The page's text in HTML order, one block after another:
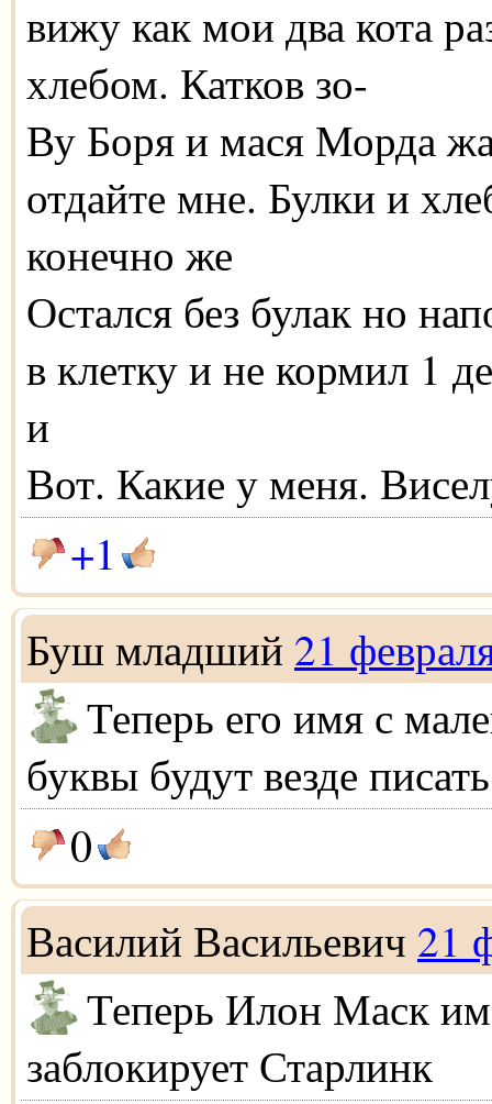
вижу как мои два кота
хлебом. Катков зо-
Ву Боря и мася Морда
отдайте мне. Булки и
конечно же
Остался без булак но
в клетку и не кормил 1
и
Вот. Какие у меня.
+1
Буш младший 21
Теперь его имя с
буквы будут везде писать
0
Василий Васильевич 21
Теперь Илон Маск им
заблокирует Старлинк